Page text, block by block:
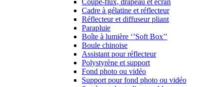
Coupe-flux, drapeau et écran
Cadre à gélatine et réflecteur
Réflecteur et diffuseur pliant
Parapluie
Boîte à lumière ‘’Soft Box’’
Boule chinoise
Assistant pour réflecteur
Polystyrène et support
Fond photo ou vidéo
Support pour fond photo ou vidéo